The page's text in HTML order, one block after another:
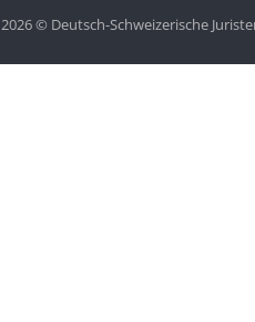
2026 © Deutsch-Schweizerische